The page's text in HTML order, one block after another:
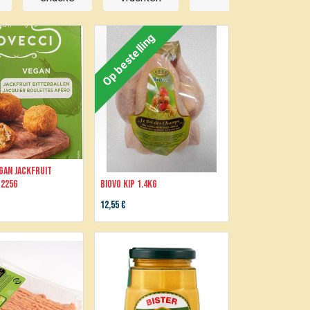
jackfruit
Op bestelling
BIOVO Kip 1.4kg
12,55€